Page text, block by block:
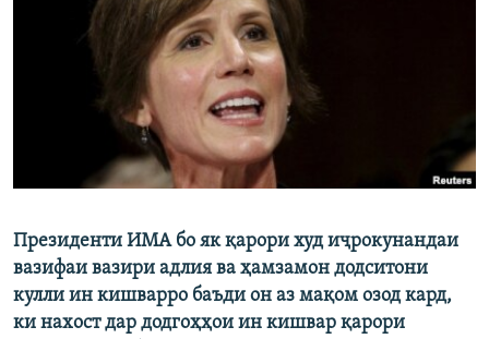
ГУЗОРИШҲОИ РАДИОӢ
Русский
ПАЙГИРӢ КУНЕД
Ҳамаи сомонаҳои RFE/RL
Президенти ИМА бо як қарори худ иҷрокунандаи
вазифаи вазири адлия ва ҳамзамон додситони
кулли ин кишварро баъди он аз мақом озод кард,
ки нахост дар додгоҳҳои ин кишвар қарори